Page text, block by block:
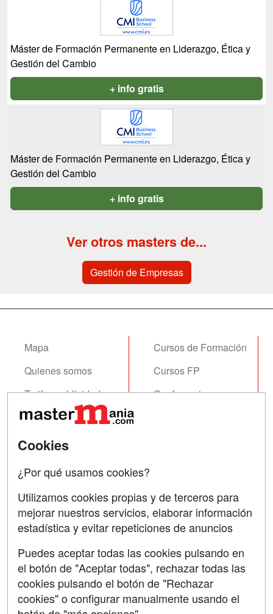
Máster de Formación Permanente en Liderazgo, Ética y
Gestión del Cambio
+ info gratis
Máster de Formación Permanente en Liderazgo, Ética y
Gestión del Cambio
+ info gratis
Ver otros masters de...
Gestión de Empresas
Mapa
Quienes somos
Tarifas publicidad
Acceso Usuarios
Acceso Centros
Cursos de Formación
Cursos FP
Conferencias
Contactar
Confidencialidad
Aviso legal
Copyleft
Cookies
¿Por qué usamos cookies?
Utilizamos cookies propias y de terceros para
mejorar nuestros servicios, elaborar información
estadística y evitar repeticiones de anuncios
Puedes aceptar todas las cookies pulsando en
el botón de "Aceptar todas", rechazar todas las
cookies pulsando el botón de "Rechazar
cookies" o configurar manualmente usando el